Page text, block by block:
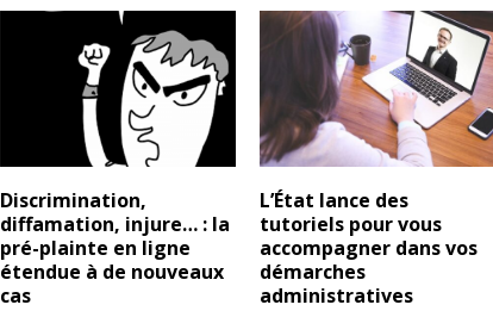
Discrimination,
diffamation, injure… : la
pré-plainte en ligne
étendue à de nouveaux
cas
L’État lance des
tutoriels pour vous
accompagner dans vos
démarches
administratives